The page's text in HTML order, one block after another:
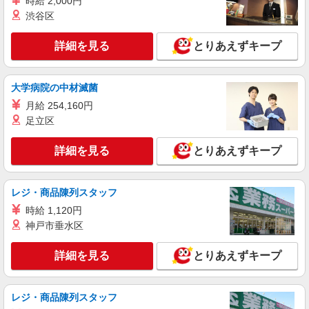
善手当は試用期間中(3ヶ月)は支給なし
詳細を見る
宇都宮ケアセンターそよ風：RO44646
NEW
ショートステイ 介護スタッフ
善手当：200〜220円/時 夜勤手当:6,000円/回 ▼下
記別途支給 通勤手当 年末年始手当：380円/時 寸
志あり：年2回（6月・12月） ※業績による ※処
遇改善手当は試用期間中(3ヶ月)は支給なし
キープ 詳細を見る
今泉ケアセンターそよ風：RO9042
NEW
グループホーム 夜勤専従介護職
当：220円/時 夜勤手当:6,000円/回 ▼下記別途支給
通勤手当 年末年始手当：380円/時 寸志あり：年2
回（6月・12月） ※業績による ※処遇改善手当は
試用期間中(3ヶ月)は支給なし
栃木県宇都宮市中今泉4-22-1
キープ 詳細を見る
渋谷区
詳細を見る とりあえずキープ
大学病院の中材滅菌
月給 254,160円
足立区
詳細を見る とりあえずキープ
レジ・商品陳列スタッフ
時給 1,120円
神戸市垂水区
詳細を見る とりあえずキープ
レジ・商品陳列スタッフ